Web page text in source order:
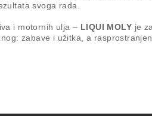
svoga rada.
i motornih ulja – LIQUI MOLY je
zabave i užitka, a